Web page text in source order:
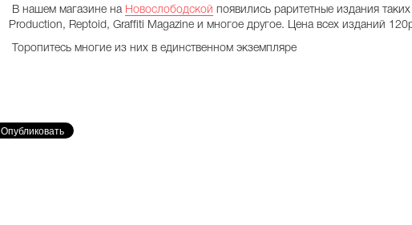
В нашем магазине на Новослободской появились раритетные издания
Production, Reptoid, Graffiti Magazine и многое другое. Цена всех изданий
Торопитесь многие из них в единственном экземпляре